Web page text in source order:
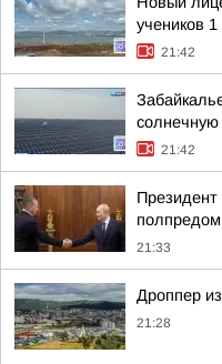
учеников 1
21:42
солнечную
21:42
21:33
Дроппер
21:28